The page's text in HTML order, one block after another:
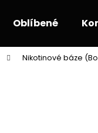
Oblíbené
Nikotinové báze